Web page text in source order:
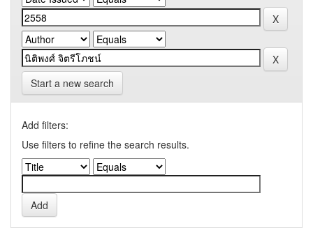
Start a new search
Add filters:
Use filters to refine the search results.